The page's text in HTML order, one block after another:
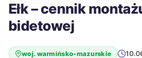
Ełk – cennik
bidetowej
woj. warmińsko-mazurskie